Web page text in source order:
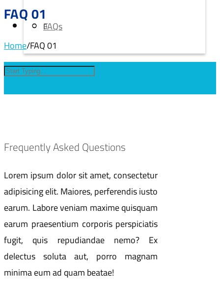
FAQs
FAQ 01
Home/FAQ 01
Frequently Asked Questions
Lorem ipsum dolor sit amet, consectetur
adipisicing elit. Maiores, perferendis iusto
earum. Labore veniam maxime quisquam
earum praesentium corporis perspiciatis
fugit, quis repudiandae nemo? Ex
delectus soluta aut, porro magnam
minima eum ad quam beatae!